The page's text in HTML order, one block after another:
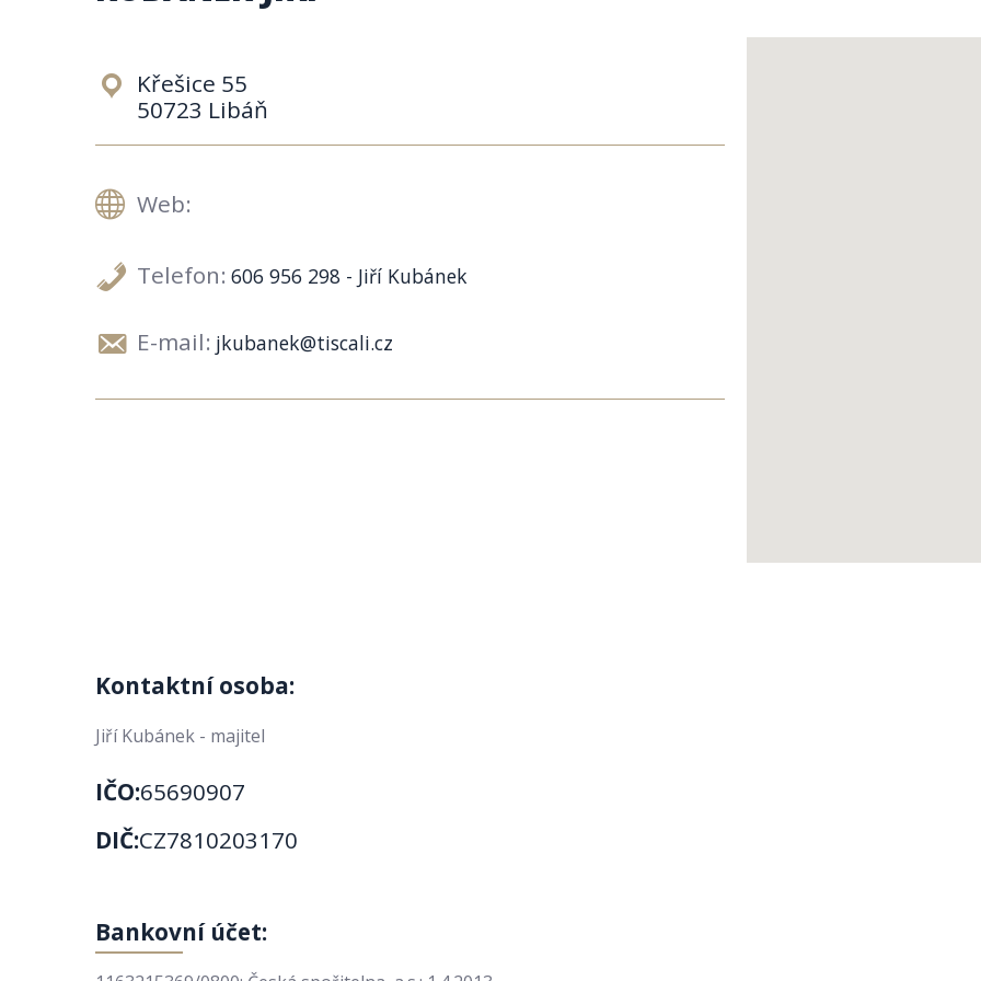
Křešice 55
50723 Libáň
Web:
Telefon: 606 956 298 - Jiří Kubánek
E-mail: jkubanek@tiscali.cz
Kontaktní osoba:
Jiří Kubánek - majitel
IČO:65690907
DIČ:CZ7810203170
Bankovní účet: